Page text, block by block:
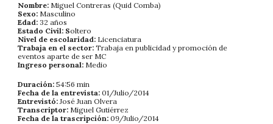
Nombre: Miguel Contreras (Quid Comba)
Sexo: Masculino
Edad:32 años
Estado Civil: Soltero
Nivel de escolaridad: Licenciatura
Trabaja en el sector:Trabaja en publicidad y promoción de
eventos aparte de ser MC
Ingreso personal: Medio
Duración:54:56 min
Fecha de la entrevista:01/Julio/2014
Entrevistó:José Juan Olvera
Transcriptor: Miguel Gutiérrez
Fecha de la trascripción:09/Julio/2014